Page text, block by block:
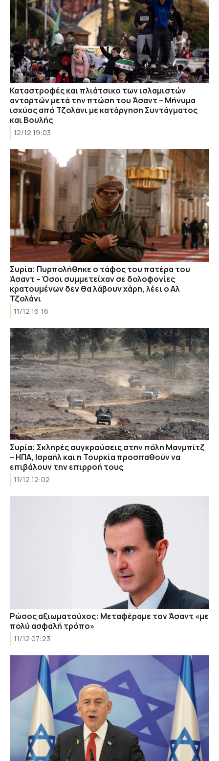
Καταστροφές και πλιάτσικο των ισλαμιστών
ανταρτών μετά την πτώση του Άσαντ – Μήνυμα
ισχύος από Τζολάνι με κατάργηση Συντάγματος
και Βουλής
12/12 19:03
Συρία: Πυρπολήθηκε ο τάφος του πατέρα του
Άσαντ – Όσοι συμμετείχαν σε δολοφονίες
κρατουμένων δεν θα λάβουν χάρη, λέει ο Αλ
Τζολάνι
11/12 16:16
Συρία: Σκληρές συγκρούσεις στην πόλη Μανμπίτζ
– ΗΠΑ, Ισραήλ και η Τουρκία προσπαθούν να
επιβάλουν την επιρροή τους
11/12 12:02
Ρώσος αξιωματούχος: Μεταφέραμε τον Άσαντ «με
πολύ ασφαλή τρόπο»
11/12 07:23